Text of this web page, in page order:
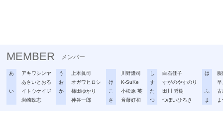
MEMBER メンバー
あ
アキワシンヤ
あさいとおる
い
イトウケイジ
岩崎政志
う
上本眞司
お
オガワヒロシ
か
柿田ゆかり
神谷一郎
川野隆司
け
K-SuKe
こ
小松原 英
さ
斉藤好和
し
白石佳子
す
すがのやすのり
た
田川 秀樹
つ
つぼいひろき
は
早
ふ
古
ま